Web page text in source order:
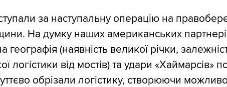
за наступальну операцію на
На думку наших американських
географія (наявність великої річки,
логістики від мостів) та удари «Хаймарсів»
обрізали логістику, створюючи